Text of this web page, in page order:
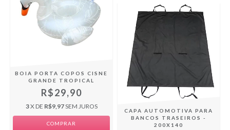
BOIA PORTA COPOS CISNE
GRANDE TROPICAL
R$29,90
3X DE R$9,97SEM JUROS
CAPA AUTOMOTIVA PARA
BANCOS TRASEIROS -
200X140